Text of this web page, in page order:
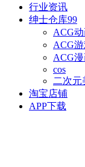
行业资讯
绅士仓库99
ACG
ACG
ACG
cos
二次元
淘宝店铺
APP下载